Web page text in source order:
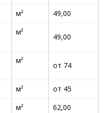
м²
49,00
м²
49,00
м²
от 74
м²
от 45
м²
62,00